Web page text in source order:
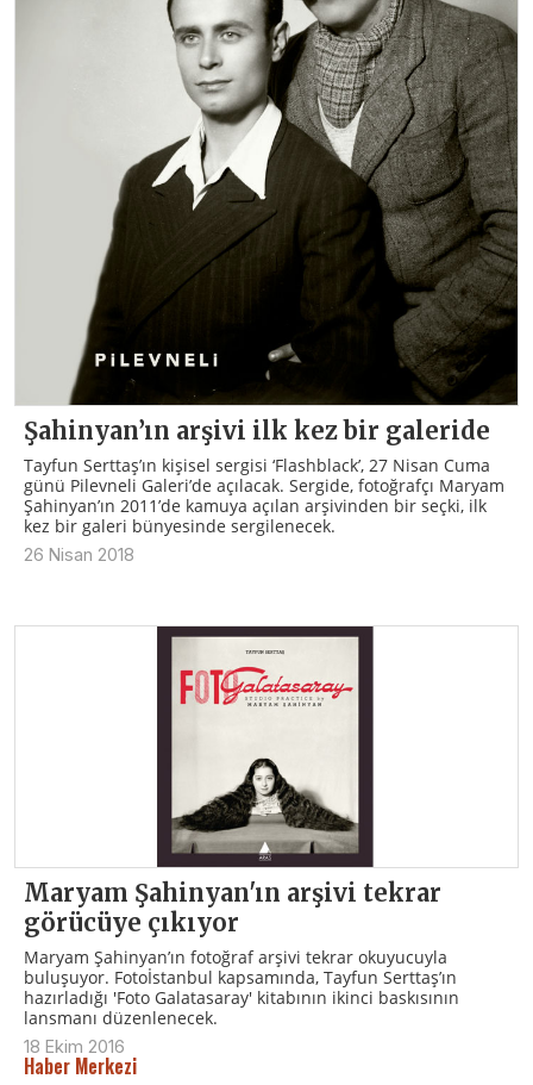
Şahinyan’ın arşivi ilk kez bir galeride
Tayfun Serttaş’ın kişisel sergisi ‘Flashblack’, 27 Nisan Cuma
günü Pilevneli Galeri’de açılacak. Sergide, fotoğrafçı Maryam
Şahinyan’ın 2011’de kamuya açılan arşivinden bir seçki, ilk
kez bir galeri bünyesinde sergilenecek.
26 Nisan 2018
Maryam Şahinyan'ın arşivi tekrar
görücüye çıkıyor
Maryam Şahinyan’ın fotoğraf arşivi tekrar okuyucuyla
buluşuyor. Fotoİstanbul kapsamında, Tayfun Serttaş’ın
hazırladığı 'Foto Galatasaray' kitabının ikinci baskısının
lansmanı düzenlenecek.
18 Ekim 2016
Haber Merkezi